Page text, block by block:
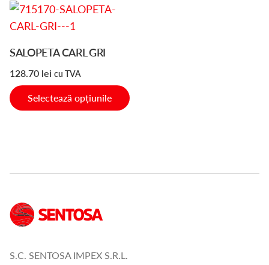
SALOPETA CARL GRI
128.70 lei cu TVA
Selectează opțiunile
Acest
produs
mai
multe
variații.
Opțiunile
în
produsului.
S.C. SENTOSA IMPEX S.R.L.